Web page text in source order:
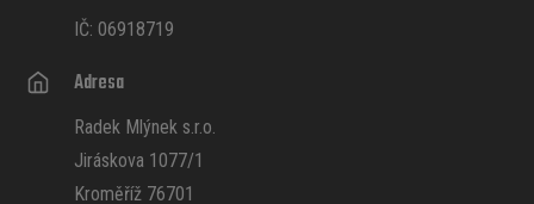
IČ: 06918719
Adresa
Radek Mlýnek s.r.o.
Jiráskova 1077/1
Kroměříž 76701